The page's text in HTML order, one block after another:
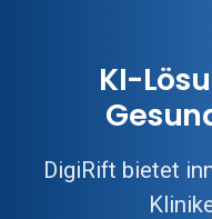
KI-
DigiRift bietet